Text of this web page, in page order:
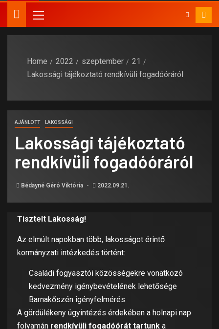
Home 2022 szeptember
21
Lakossági tájékoztató rendkívüli fogadóóráról
AJÁNLOTT LAKOSSÁGI
Lakossági tájékoztató
rendkívüli fogadóóráról
Bédayné Géró Viktória 2022.09.21.
Tisztelt Lakosság!
Az elmúlt napokban több, lakosságot érintő
kormányzati intézkedés történt:
Családi fogyasztói közösségekre vonatkozó
kedvezmény igénybevételének lehetősége
Barnakőszén igényfelmérés
A gördülékeny ügyintézés érdekében a holnapi nap
folyamán rendkívüli fogadóórát tartunk a